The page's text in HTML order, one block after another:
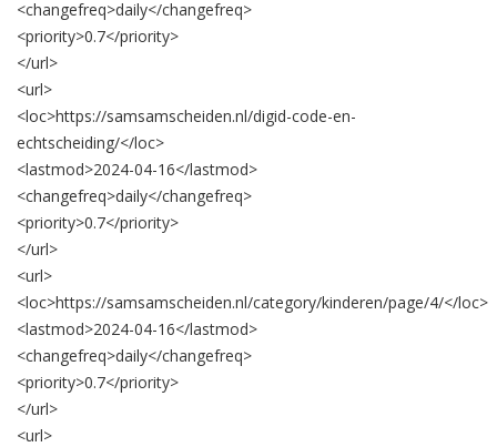
<changefreq>daily</changefreq>
<priority>0.7</priority>
</url>
<url>
<loc>https://samsamscheiden.nl/digid-code-en-
echtscheiding/</loc>
<lastmod>2024-04-16</lastmod>
<changefreq>daily</changefreq>
<priority>0.7</priority>
</url>
<url>
<loc>https://samsamscheiden.nl/category/kinderen/page/4/</loc>
<lastmod>2024-04-16</lastmod>
<changefreq>daily</changefreq>
<priority>0.7</priority>
</url>
<url>